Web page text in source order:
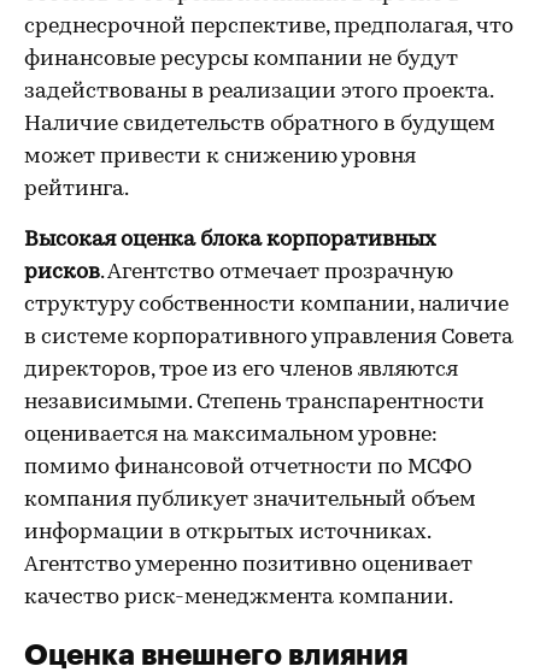
среднесрочной перспективе, предполагая, что
финансовые ресурсы компании не будут
задействованы в реализации этого проекта.
Наличие свидетельств обратного в будущем
может привести к снижению уровня
рейтинга.
Высокая оценка блока корпоративных
рисков. Агентство отмечает прозрачную
структуру собственности компании, наличие
в системе корпоративного управления Совета
директоров, трое из его членов являются
независимыми. Степень транспарентности
оценивается на максимальном уровне:
помимо финансовой отчетности по МСФО
компания публикует значительный объем
информации в открытых источниках.
Агентство умеренно позитивно оценивает
качество риск-менеджмента компании.
Оценка внешнего влияния